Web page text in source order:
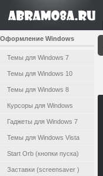
Оформление Windows
Темы для Windows 7
Темы для Windows 10
Темы для Windows 8
Курсоры для Windows
Гаджеты для Windows 7
Темы для Windows Vista
Start Orb (кнопки пуска)
Заставки (screensaver )